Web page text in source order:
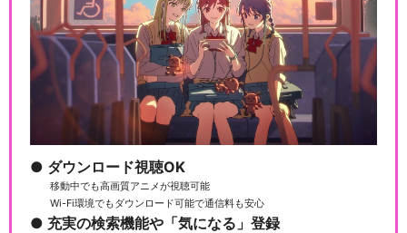
ダウンロード視聴OK
移動中でも高画質アニメが視聴可能
Wi-Fi環境でもダウンロード可能で通信料も安心
充実の検索機能や「気になる」登録